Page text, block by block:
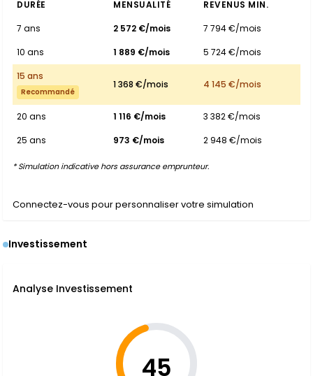
DURÉE MENSUALITÉ
REVENUS MIN.
7 ans
2 572 €/mois
7 794 €/mois
10 ans
1 889 €/mois
5 724 €/mois
15 ans
Recommandé
1 368 €/mois 4 145 €/mois
20 ans 1 116 €/mois
3 382 €/mois
25 ans
973 €/mois 2 948 €/mois
* Simulation indicative hors assurance emprunteur.
Connectez-vous pour personnaliser votre simulation
Investissement
Analyse Investissement
45